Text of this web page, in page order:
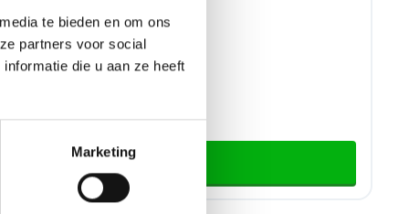
te bieden en om ons
partners voor social
die u aan ze heeft
Marketing